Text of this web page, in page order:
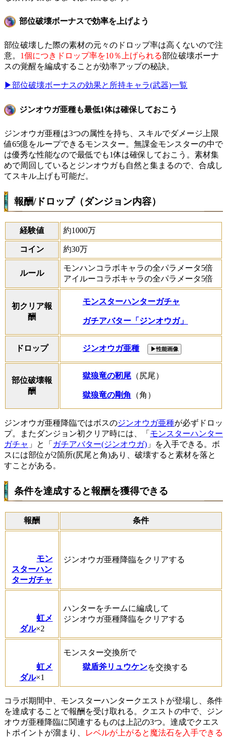
部位破壊ボーナスで効率を上げよう
部位破壊した際の素材の元々のドロップ率は高くないので注
意。 1個につきドロップ率を10％上げられる部位破壊ボーナ
スの覚醒を編成することが効率アップの秘訣。
▶部位破壊ボーナスの効果と所持キャラ(武器)一覧
ジンオウガ亜種も最低1体は確保しておこう
ジンオウガ亜種は3つの属性を持ち、スキルでダメージ上限
値65億をループできるモンスター。無課金モンスターの中で
は優秀な性能なので最低でも1体は確保しておこう。素材集
めで周回しているとジンオウガも自然と集まるので、合成し
てスキル上げも可能だ。
報酬/ドロップ（ダンジョン内容）
経験値 約1000万
コイン 約30万
ルール
モンハンコラボキャラの全パラメータ5倍
アイルーコラボキャラの全パラメータ5倍
初クリア報
酬
モンスターハンターガチャ
ガチアバター「ジンオウガ」
ドロップ ジンオウガ亜種 ▶性能画像
部位破壊報
酬
獄狼竜の靭尾 （尻尾）
獄狼竜の剛角 （角）
ジンオウガ亜種降臨ではボスのジンオウガ亜種が必ずドロッ
プ。またダンジョン初クリア時には、「 モンスターハンター
ガチャ 」と「 ガチアバター(ジンオウガ) 」を入手できる。ボ
スには部位が2箇所(尻尾と角)あり、破壊すると素材を落と
すことがある。
条件を達成すると報酬を獲得できる
報酬 条件
モン
スターハン
ターガチャ
ジンオウガ亜種降臨をクリアする
虹メ
ダル×2
ハンターをチームに編成して
ジンオウガ亜種降臨をクリアする
虹メ
ダル×1
モンスター交換所で
獄盾斧リュウケンを交換する
コラボ期間中、モンスターハンタークエストが登場し、条件
を達成することで報酬を受け取れる。クエストの中で、ジン
オウガ亜種降臨に関連するものは上記の3つ。達成でクエス
トポイントが溜まり、
レベルが上がると魔法石を入手できる